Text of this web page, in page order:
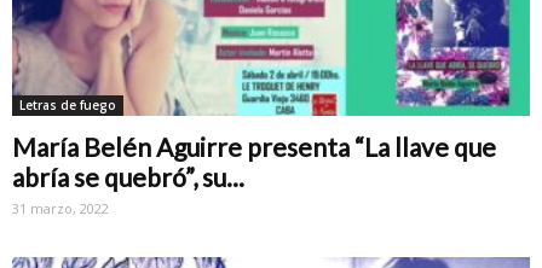
Letras de fuego
María Belén Aguirre presenta “La llave que
abría se quebró”, su...
31 marzo, 2022